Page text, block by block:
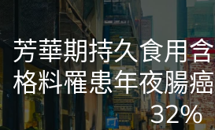
芳華期持久食用
格料罹患年夜腸
32%